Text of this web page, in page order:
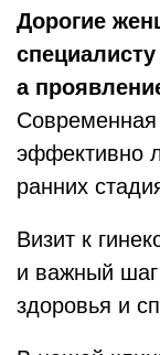
Дорогие
а
эффективно
ранних
Визит к
и важный
здоровья и